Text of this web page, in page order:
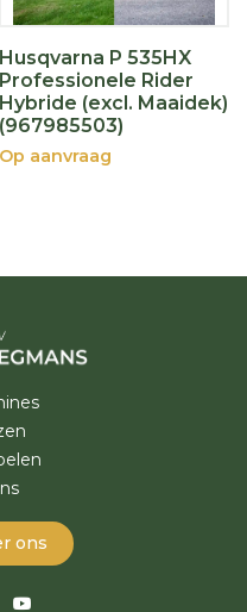
Husqvarna P 535HX
Professionele Rider
Hybride (excl. Maaidek)
(967985503)
Op aanvraag
ons